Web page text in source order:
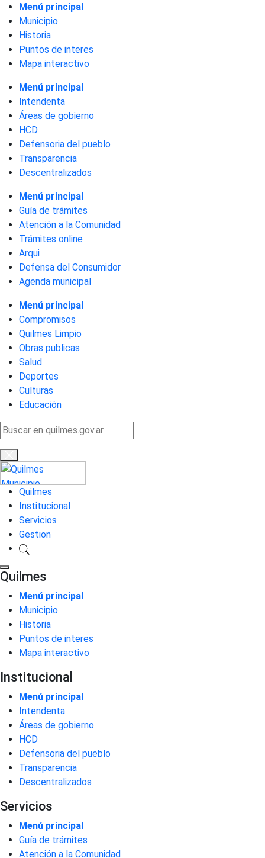
Menú principal
Municipio
Historia
Puntos de interes
Mapa interactivo
Menú principal
Intendenta
Áreas de gobierno
HCD
Defensoria del pueblo
Transparencia
Descentralizados
Menú principal
Guía de trámites
Atención a la Comunidad
Trámites online
Arqui
Defensa del Consumidor
Agenda municipal
Menú principal
Compromisos
Quilmes Limpio
Obras publicas
Salud
Deportes
Culturas
Educación
Quilmes
Institucional
Servicios
Gestion
Quilmes
Menú principal
Municipio
Historia
Puntos de interes
Mapa interactivo
Institucional
Menú principal
Intendenta
Áreas de gobierno
HCD
Defensoria del pueblo
Transparencia
Descentralizados
Servicios
Menú principal
Guía de trámites
Atención a la Comunidad